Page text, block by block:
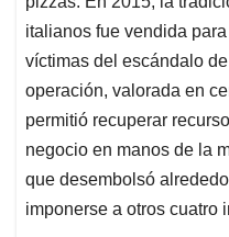
p
k
n
italianos fue vendida
víctimas del escándalo
operación, valorada en
permitió recuperar
negocio en manos de la
que desembolsó
imponerse a otros cuatro